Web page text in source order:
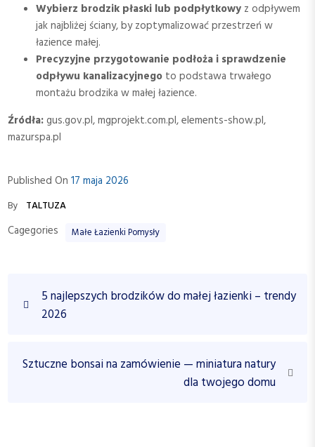
Wybierz brodzik płaski lub podpłytkowy z odpływem
jak najbliżej ściany, by zoptymalizować przestrzeń w
łazience małej.
Precyzyjne przygotowanie podłoża i sprawdzenie
odpływu kanalizacyjnego to podstawa trwałego
montażu brodzika w małej łazience.
Źródła:gus.gov.pl, mgprojekt.com.pl, elements-show.pl,
mazurspa.pl
Published On17 maja 2026
By TALTUZA
Cagegories Małe Łazienki Pomysły
P
r
i
5 najlepszych brodzików do małej łazienki – trendy
2026
NSztuczne bonsai na zamówienie — miniatura natury
dla twojego domu